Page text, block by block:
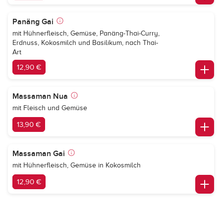
Panäng Gai
mit Hühnerfleisch, Gemüse, Panäng-Thai-Curry,
Erdnuss, Kokosmilch und Basilikum, nach Thai-
Art
12,90 €
Massaman Nua
mit Fleisch und Gemüse
13,90 €
Massaman Gai
mit Hühnerfleisch, Gemüse in Kokosmilch
12,90 €